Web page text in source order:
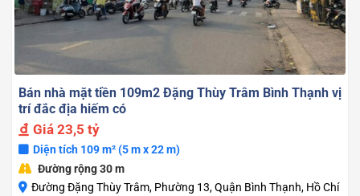
Bán nhà mặt tiền 109m2 Đặng Thùy Trâm Bình Thạnh vị
trí đắc địa hiếm có
Giá 23,5 tỷ
Diện tích 109 m² (5 m x 22 m)
Đường rộng 30 m
Đường Đặng Thùy Trâm, Phường 13, Quận Bình Thạnh, Hồ Chí